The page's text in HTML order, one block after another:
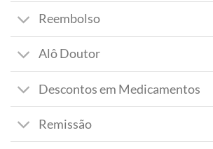
Reembolso
Alô Doutor
Descontos em Medicamentos
Remissão